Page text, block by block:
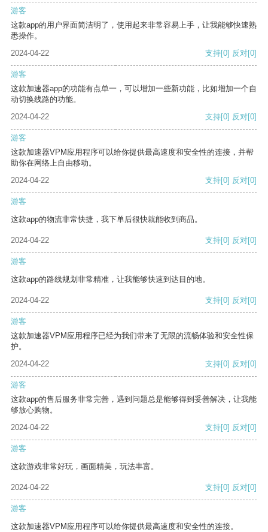
游客
这款app的用户界面简洁明了，使用起来非常容易上手，让我能够快速熟
悉操作。
2024-04-22
支持[0] 反对[0]
游客
这款加速器app的功能有点单一，可以增加一些新功能，比如增加一个自
动切换线路的功能。
2024-04-22
支持[0] 反对[0]
游客
这款加速器VPM应用程序可以给你提供最高速度和安全性的连接，并帮
助你在网络上自由移动。
2024-04-22
支持[0] 反对[0]
游客
这款app的物流非常快捷，我下单后很快就能收到商品。
2024-04-22 支持[0] 反对[0]
游客
这款app的路线规划非常精准，让我能够快速到达目的地。
2024-04-22 支持[0] 反对[0]
游客
这款加速器VPM应用程序已经为我们带来了无限的流畅体验和安全性保
护。
2024-04-22
支持[0] 反对[0]
游客
这款app的售后服务非常完善，遇到问题总是能够得到妥善解决，让我能
够放心购物。
2024-04-22
支持[0] 反对[0]
游客
这款游戏非常好玩，画面精美，玩法丰富。
2024-04-22 支持[0] 反对[0]
游客
这款加速器VPM应用程序可以给你提供最高速度和安全性的连接。